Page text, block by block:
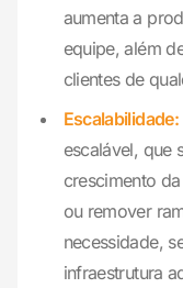
aumenta a
equipe, além
clientes de
Escalabilidade:
escalável, que
crescimento
ou remover
necessidade,
infraestrutura